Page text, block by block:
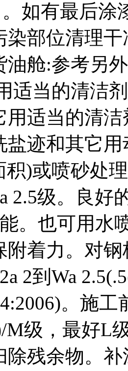
如有最后涂
染部位清理
油舱:参考另
适当的清洁
用适当的清
盐迹和其它
积)或喷砂处
2.5级。良好
。也可用水
附着力。对
2到Wa
。施
级，最好L
除残余物。